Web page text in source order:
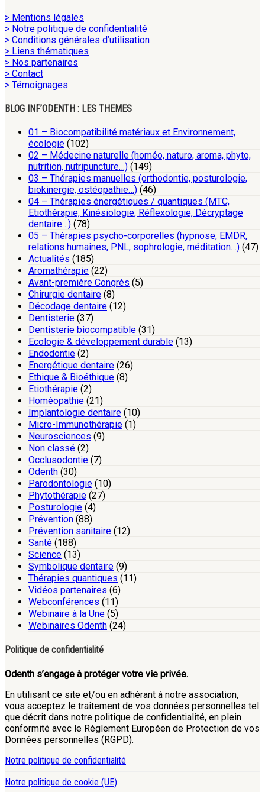
> Mentions légales
> Notre politique de confidentialité
> Conditions générales d’utilisation
> Liens thématiques
> Nos partenaires
> Contact
> Témoignages
BLOG INF’ODENTH : LES THEMES
01 – Biocompatibilité matériaux et Environnement,
écologie (102)
02 – Médecine naturelle (homéo, naturo, aroma, phyto,
nutrition, nutripuncture…) (149)
03 – Thérapies manuelles (orthodontie, posturologie,
biokinergie, ostéopathie…) (46)
04 – Thérapies énergétiques / quantiques (MTC,
Etiothérapie, Kinésiologie, Réflexologie, Décryptage
dentaire…) (78)
05 – Thérapies psycho-corporelles (hypnose, EMDR,
relations humaines, PNL, sophrologie, méditation…) (47)
Actualités (185)
Aromathérapie (22)
Avant-première Congrès (5)
Chirurgie dentaire (8)
Décodage dentaire (12)
Dentisterie (37)
Dentisterie biocompatible (31)
Ecologie & développement durable (13)
Endodontie (2)
Energétique dentaire (26)
Ethique & Bioéthique (8)
Etiothérapie (2)
Homéopathie (21)
Implantologie dentaire (10)
Micro-Immunothérapie (1)
Neurosciences (9)
Non classé (2)
Occlusodontie (7)
Odenth (30)
Parodontologie (10)
Phytothérapie (27)
Posturologie (4)
Prévention (88)
Prévention sanitaire (12)
Santé (188)
Science (13)
Symbolique dentaire (9)
Thérapies quantiques (11)
Vidéos partenaires (6)
Webconférences (11)
Webinaire à la Une (5)
Webinaires Odenth (24)
Politique de confidentialité
Odenth s’engage à protéger votre vie privée.
En utilisant ce site et/ou en adhérant à notre association,
vous acceptez le traitement de vos données personnelles tel
que décrit dans notre politique de confidentialité, en plein
conformité avec le Règlement Européen de Protection de vos
Données personnelles (RGPD).
Notre politique de confidentialité
Notre politique de cookie (UE)